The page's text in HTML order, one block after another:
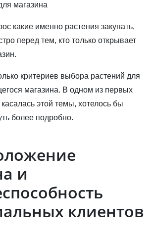
магазина
какие именно растения закупать,
перед тем, кто только открывает
критериев выбора растений для
магазина. В одном из первых
этой темы, хотелось бы
более подробно.
и
клиентов